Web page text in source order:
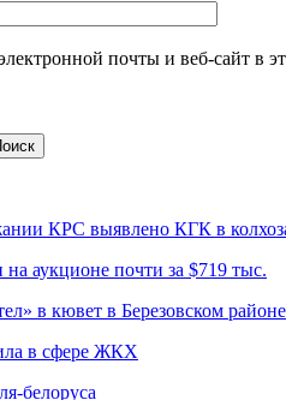
почты и веб-сайт в
КРС выявлено КГК в
аукционе почти за $719 тыс.
в кювет в Березовском районе
в сфере ЖКХ
белоруса